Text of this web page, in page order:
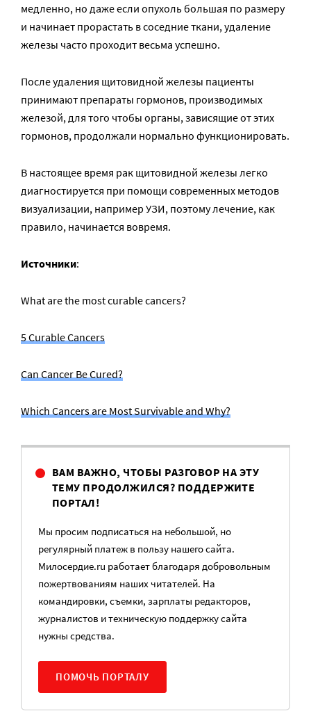
медленно, но даже если опухоль большая по размеру
и начинает прорастать в соседние ткани, удаление
железы часто проходит весьма успешно.
После удаления щитовидной железы пациенты
принимают препараты гормонов, производимых
железой, для того чтобы органы, зависящие от этих
гормонов, продолжали нормально функционировать.
В настоящее время рак щитовидной железы легко
диагностируется при помощи современных методов
визуализации, например УЗИ, поэтому лечение, как
правило, начинается вовремя.
Источники:
What are the most curable cancers?
5 Curable Cancers
Can Cancer Be Cured?
Which Cancers are Most Survivable and Why?
ВАМ ВАЖНО, ЧТОБЫ РАЗГОВОР НА ЭТУ
ТЕМУ ПРОДОЛЖИЛСЯ? ПОДДЕРЖИТЕ
ПОРТАЛ!
Мы просим подписаться на небольшой, но
регулярный платеж в пользу нашего сайта.
Милосердие.ru работает благодаря добровольным
пожертвованиям наших читателей. На
командировки, съемки, зарплаты редакторов,
журналистов и техническую поддержку сайта
нужны средства.
ПОМОЧЬ ПОРТАЛУ